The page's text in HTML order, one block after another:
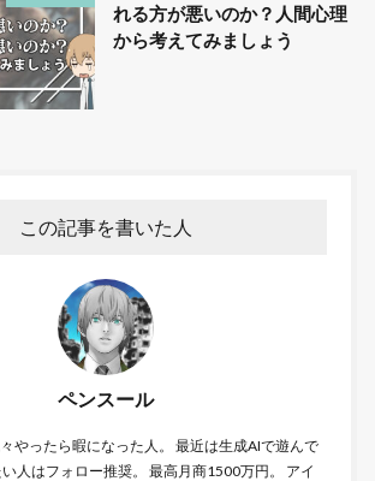
れる方が悪いのか？人間心理
から考えてみましょう
この記事を書いた人
ペンスール
やったら暇になった人。 最近は生成AIで遊んで
人はフォロー推奨。 最高月商1500万円。 アイ